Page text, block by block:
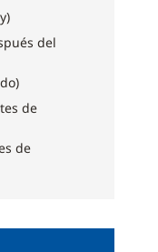
del
de
de